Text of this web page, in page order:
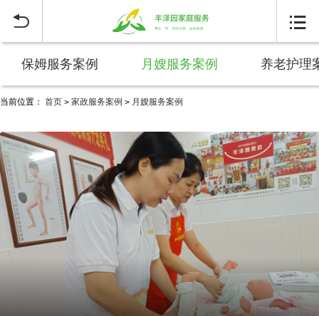
 
保姆服务案例 月嫂服务案例 养老护理
当前位置： 首页 > 家政服务案例 > 月嫂服务案例